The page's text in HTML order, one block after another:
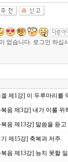
겔 제1강] 이 두루마리를
복음 제3강] 내가 이를 위
복음 제13강] 말씀을 듣
제15강] 축복과 저주
복음 제13강] 능치 못할